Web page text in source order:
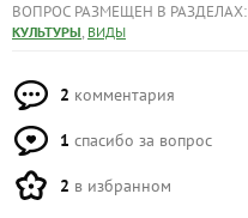
ВОПРОС РАЗМЕЩЕН В РАЗДЕЛАХ:
КУЛЬТУРЫ, ВИДЫ
2 комментария
1 спасибо за вопрос
2 в избранном